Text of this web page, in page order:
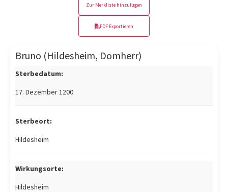
Zur Merkliste hinzufügen
PDF Exportieren
Bruno (Hildesheim, Domherr)
Sterbedatum:
17. Dezember 1200
Sterbeort:
Hildesheim
Wirkungsorte:
Hildesheim